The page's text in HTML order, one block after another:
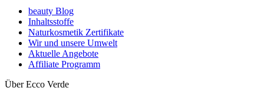
beauty Blog
Inhaltsstoffe
Naturkosmetik Zertifikate
Wir und unsere Umwelt
Aktuelle Angebote
Affiliate Programm
Über Ecco Verde